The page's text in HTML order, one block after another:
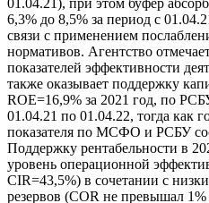
6,3% до 8,5% за период с
связи с применением
нормативов. Агентство
показателей эффективности
также оказывает поддержку
ROE=16,9% за 2021 год, по
01.04.21 по 01.04.22, тогда как
показателя по МСФО и РСБУ
Поддержку рентабельности в
уровень операционной
CIR=43,5%) в сочетании с
резервов (COR не превышал